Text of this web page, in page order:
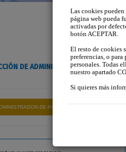
DE ADMINISTRADOR DE FINCAS
DE-FINCAS.PDF
Las cookies pueden
página web pueda
activadas por
botón ACEPTAR.
El resto de cookies
preferencias, o para
personales. Todas
nuestro apartado
Si quieres más